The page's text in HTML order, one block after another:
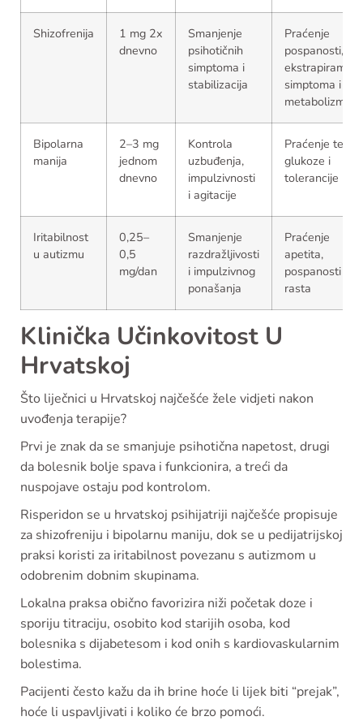
Shizofrenija
1 mg 2x
dnevno
Smanjenje
psihotičnih
simptoma i
stabilizacija
Praćenje
pospanosti,
simptoma i
metabolizma
Bipolarna
manija
2–3 mg
jednom
dnevno
Kontrola
uzbuđenja,
impulzivnosti
i agitacije
Praćenje
glukoze i
tolerancije
Iritabilnost
u autizmu
0,25–
0,5
mg/dan
Smanjenje
razdražljivosti
i impulzivnog
ponašanja
Praćenje
apetita,
pospanosti i
rasta
Klinička Učinkovitost U
Hrvatskoj
Što liječnici u Hrvatskoj najčešće žele vidjeti nakon
uvođenja terapije?
Prvi je znak da se smanjuje psihotična napetost, drugi
da bolesnik bolje spava i funkcionira, a treći da
nuspojave ostaju pod kontrolom.
Risperidon se u hrvatskoj psihijatriji najčešće propisuje
za shizofreniju i bipolarnu maniju, dok se u pedijatrijskoj
praksi koristi za iritabilnost povezanu s autizmom u
odobrenim dobnim skupinama.
Lokalna praksa obično favorizira niži početak doze i
sporiju titraciju, osobito kod starijih osoba, kod
bolesnika s dijabetesom i kod onih s kardiovaskularnim
bolestima.
Pacijenti često kažu da ih brine hoće li lijek biti “prejak”,
hoće li uspavljivati i koliko će brzo pomoći.